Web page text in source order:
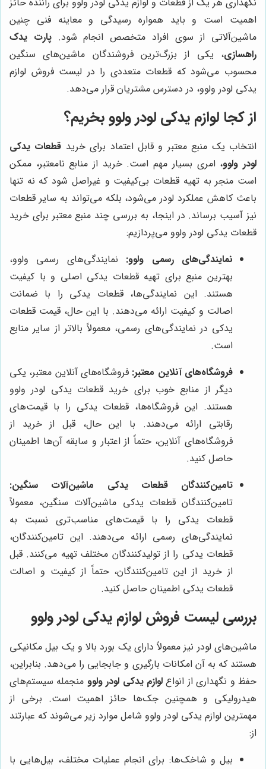
اهمیت است و باید همواره رسیدگی و معاینه فنی چنین
ماشین‌آلاتی از سوی افراد متخصص انجام شود.پارت یدک
راهسازی، یکی از بزرگ‌ترین فروشندگان ماشین‌های سنگین
محسوب می‌شود که قطعات متعددی را در لیست فروش لوازم
یدکی لودر ولوو، در دسترس مشتریان قرار می‌دهد.
از کجا لوازم یدکی لودر ولوو بخریم؟
انتخاب یک منبع معتبر و قابل اعتماد برای خرید قطعات یدکی
لودر ولوو، امری بسیار مهم است. خرید از منابع نامعتبر، ممکن
است منجر به تهیه قطعات بی‌کیفیت و غیراصل شود که نه تنها
باعث کاهش عملکرد لودر می‌شود، بلکه می‌تواند به سایر قطعات
نیز آسیب برساند. در اینجا، به بررسی چند منبع معتبر برای خرید
قطعات یدکی لودر ولوو می‌پردازیم:
نمایندگی‌های رسمی ولوو: نمایندگی‌های رسمی ولوو،
بهترین منبع برای تهیه قطعات یدکی اصلی و با کیفیت
هستند. این نمایندگی‌ها، قطعات یدکی را با ضمانت
اصالت و کیفیت ارائه می‌دهند. با این حال، قیمت قطعات
یدکی در نمایندگی‌های رسمی، معمولاً بالاتر از سایر منابع
است.
فروشگاه‌های آنلاین معتبر: فروشگاه‌های آنلاین معتبر، یکی
دیگر از منابع خوب برای خرید قطعات یدکی لودر ولوو
هستند. این فروشگاه‌ها، قطعات یدکی را با قیمت‌های
رقابتی ارائه می‌دهند. با این حال، قبل از خرید از
فروشگاه‌های آنلاین، حتماً از اعتبار و سابقه آن‌ها اطمینان
حاصل کنید.
تامین‌کنندگان قطعات یدکی ماشین‌آلات سنگین:
تامین‌کنندگان قطعات یدکی ماشین‌آلات سنگین، معمولاً
قطعات یدکی را با قیمت‌های مناسب‌تری نسبت به
نمایندگی‌های رسمی ارائه می‌دهند. این تامین‌کنندگان،
قطعات یدکی را از تولیدکنندگان مختلف تهیه می‌کنند. قبل
از خرید از این تامین‌کنندگان، حتماً از کیفیت و اصالت
قطعات یدکی اطمینان حاصل کنید.
بررسی لیست فروش لوازم یدکی لودر ولوو
ماشین‌های لودر نیز معمولاً دارای یک بورد بالا و یک بیل مکانیکی
هستند که به آن امکانات بارگیری و جابجایی را می‌دهد. بنابراین،
حفظ و نگهداری از انواع لوازم یدکی لودر ولوو منجمله سیستم‌های
هیدرولیکی و همچنین جک‌ها حائز اهمیت است. برخی از
مهمترین لوازم یدکی لودر ولوو شامل موارد زیر می‌شوند که عبارتند
از:
بیل و شاخک‌ها: برای انجام عملیات مختلف، بیل‌هایی با